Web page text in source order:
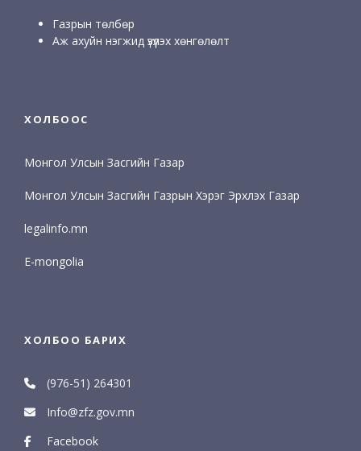
Газрын төлбөр
Аж ахуйн нэгжид үзүүлэх хөнгөлөлт
ХОЛБООС
Монгол Улсын Засгийн Газар
Монгол Улсын Засгийн Газрын Хэрэг Эрхлэх Газар
legalinfo.mn
E-mongolia
ХОЛБОО БАРИХ
(976-51) 264301
Info@zfz.gov.mn
Facebook